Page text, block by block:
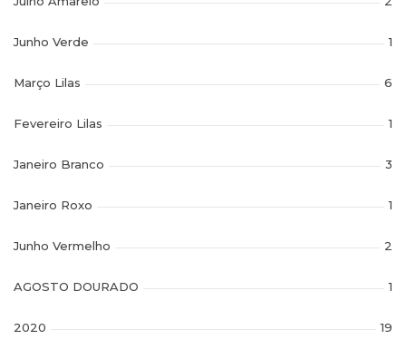
Junho Verde 1
Março Lilas 6
Fevereiro Lilas 1
Janeiro Branco 3
Janeiro Roxo 1
Junho Vermelho 2
AGOSTO DOURADO 1
2020 19